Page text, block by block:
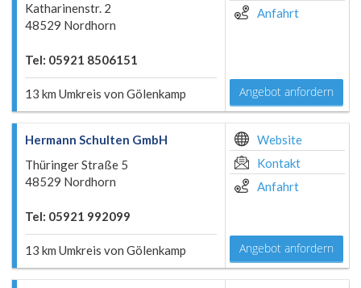
Katharinenstr. 2
48529 Nordhorn
Tel: 05921 8506151
13 km Umkreis von Gölenkamp
Anfahrt
Angebot anfordern
Hermann Schulten GmbH
Thüringer Straße 5
48529 Nordhorn
Tel: 05921 992099
13 km Umkreis von Gölenkamp
Website
Kontakt
Anfahrt
Angebot anfordern